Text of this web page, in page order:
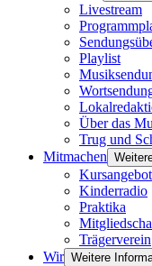
Livestream
Playlist
Über das
Trug und
Mitmachen
Kinderradio
Praktika
Trägerverein
Wir Weitere